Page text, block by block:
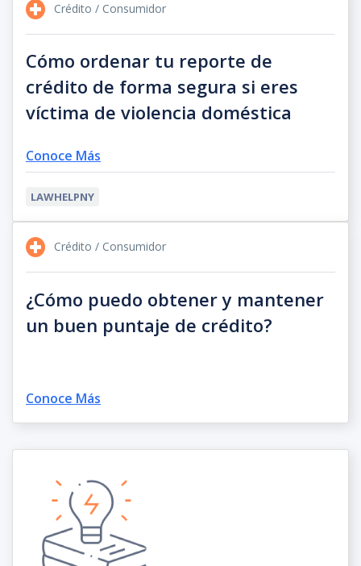
Crédito / Consumidor
Cómo ordenar tu reporte de
crédito de forma segura si eres
víctima de violencia doméstica
Conoce Más
LAWHELPNY
Crédito / Consumidor
¿Cómo puedo obtener y mantener
un buen puntaje de crédito?
Conoce Más